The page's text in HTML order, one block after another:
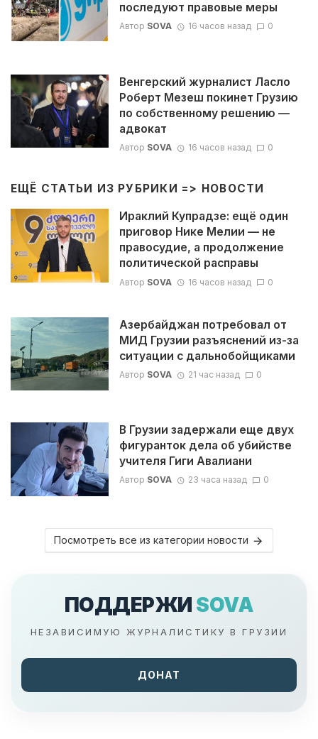
последуют правовые меры
Автор SOVA 16 часов назад 0
Венгерский журналист Ласло
Роберт Мезеш покинет Грузию
по собственному решению —
адвокат
Автор SOVA 16 часов назад 0
ЕЩЁ СТАТЬИ ИЗ РУБРИКИ => НОВОСТИ
Ираклий Купрадзе: ещё один
приговор Нике Мелии — не
правосудие, а продолжение
политической расправы
Автор SOVA 16 часов назад 0
Азербайджан потребовал от
МИД Грузии разъяснений из-за
ситуации с дальнобойщиками
Автор SOVA 21 час назад 0
В Грузии задержали еще двух
фигуранток дела об убийстве
учителя Гиги Авалиани
Автор SOVA 23 часа назад 0
Посмотреть все из категории новости
ПОДДЕРЖИ SOVA
НЕЗАВИСИМУЮ ЖУРНАЛИСТИКУ В ГРУЗИИ
ДОНАТ